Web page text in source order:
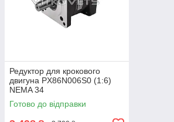
Редуктор для крокового
двигуна PX86N006S0 (1:6)
NEMA 34
Готово до відправки